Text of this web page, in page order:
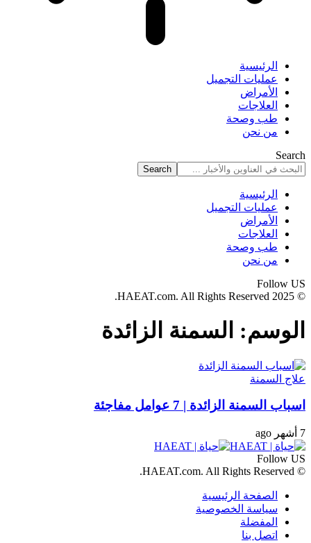
الرئيسية
عمليات التجميل
الأمراض
العلاجات
طب وصحة
من نحن
Search
الرئيسية
عمليات التجميل
الأمراض
العلاجات
طب وصحة
من نحن
Follow US
© 2025 HAEAT.com. All Rights Reserved.
الوسم: السمنة الزائدة
علاج السمنة
اسباب السمنة الزائدة | 7 عوامل مفاجئة
7 أشهر ago
Follow US
© HAEAT.com. All Rights Reserved.
الصفحة الرئيسية
سياسة الخصوصية
المفضلة
اتصل بنا